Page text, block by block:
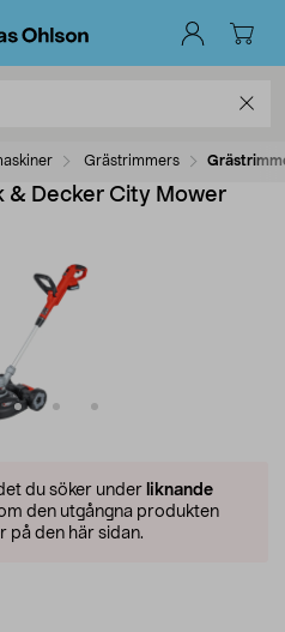
Grästrimmers
& Decker City Mower
du söker under liknande
den utgångna produkten
på den här sidan.